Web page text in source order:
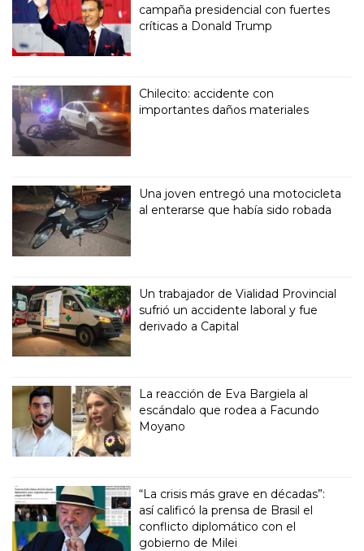
campaña presidencial con fuertes
críticas a Donald Trump
Chilecito: accidente con
importantes daños materiales
Una joven entregó una motocicleta
al enterarse que había sido robada
Un trabajador de Vialidad Provincial
sufrió un accidente laboral y fue
derivado a Capital
La reacción de Eva Bargiela al
escándalo que rodea a Facundo
Moyano
“La crisis más grave en décadas”:
así calificó la prensa de Brasil el
conflicto diplomático con el
gobierno de Milei